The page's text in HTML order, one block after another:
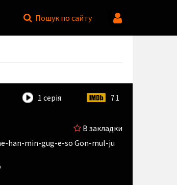
Пошук по сайту
1 серія 7.1
В закладки
han-min-gug-e-so Gon-mul-ju